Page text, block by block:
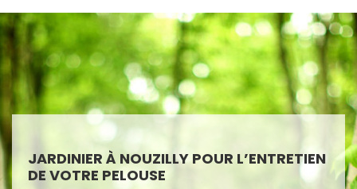
JARDINIER À NOUZILLY POUR L’ENTRETIEN
DE VOTRE PELOUSE